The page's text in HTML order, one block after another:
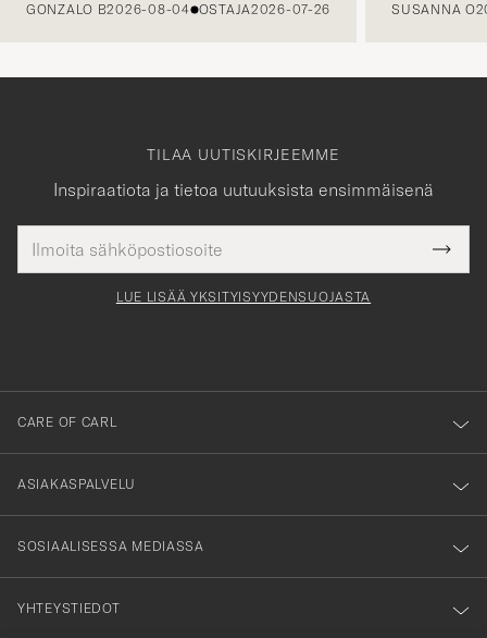
GONZALO B2026-08-04 OSTAJA2026-07-26 SUSANNA O
TILAA UUTISKIRJEEMME
Inspiraatiota ja tietoa uutuuksista ensimmäisenä
tieto
Tack
för
dig
till
vårt
nyhetsbrev!
LUE LISÄÄ YKSITYISYYDENSUOJASTA
CARE OF CARL
ASIAKASPALVELU
SOSIAALISESSA MEDIASSA
YHTEYSTIEDOT